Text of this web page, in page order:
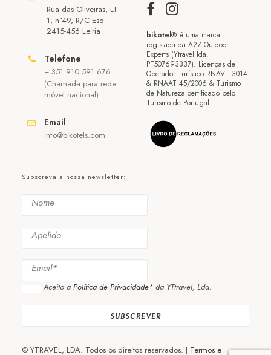
Rua das Oliveiras, LT
1, n°49, R/C Esq
2415-456 Leiria
Telefone
+ 351 910 591 676
(Chamada para rede
móvel nacional)
Email
info@bikotels.com
bikotel® é uma marca
registada da A2Z Outdoor
Experts (Ytravel lda.
PT507693337). Licenças de
Operador Turístico RNAVT 3014
& RNAAT 45/2006 & Turismo
de Natureza certificado pelo
Turismo de Portugal
Subscreva a nossa newsletter:
Aceito a Política de Privacidade* da YTtravel, Lda.
© YTRAVEL, LDA. Todos os direitos reservados. | Termos e